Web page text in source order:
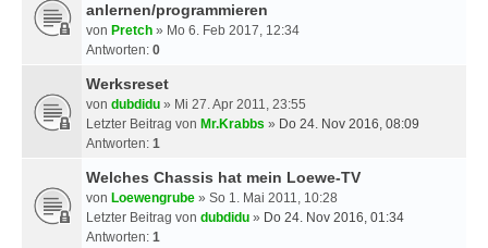
anlernen/programmieren
von Pretch » Mo 6. Feb 2017, 12:34
Antworten: 0
Werksreset
von dubdidu » Mi 27. Apr 2011, 23:55
Letzter Beitrag von Mr.Krabbs » Do 24. Nov 2016, 08:09
Antworten: 1
Welches Chassis hat mein Loewe-TV
von Loewengrube » So 1. Mai 2011, 10:28
Letzter Beitrag von dubdidu » Do 24. Nov 2016, 01:34
Antworten: 1